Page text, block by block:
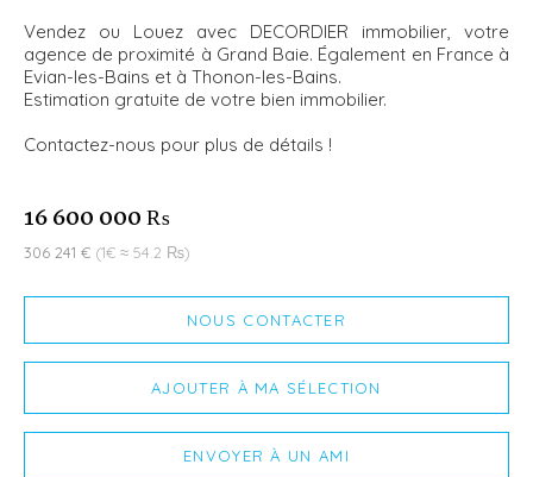
Vendez ou Louez avec DECORDIER immobilier, votre
agence de proximité à Grand Baie. Également en France à
Evian-les-Bains et à Thonon-les-Bains.
Estimation gratuite de votre bien immobilier.
Contactez-nous pour plus de détails !
16 600 000 ₨
306 241 € (1€ ≈ 54.2 ₨)
NOUS CONTACTER
AJOUTER À MA SÉLECTION
ENVOYER À UN AMI